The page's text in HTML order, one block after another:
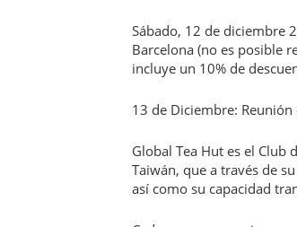
Sábado, 12 de diciembre
Barcelona (no es posible
incluye un 10% de
13 de Diciembre:
Global Tea Hut es el Club
Taiwán, que a través de
así como su capacidad